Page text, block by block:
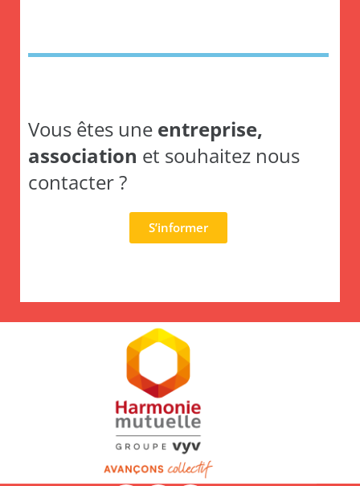
Vous êtes une entreprise,
association et souhaitez nous
contacter ?
S’informer